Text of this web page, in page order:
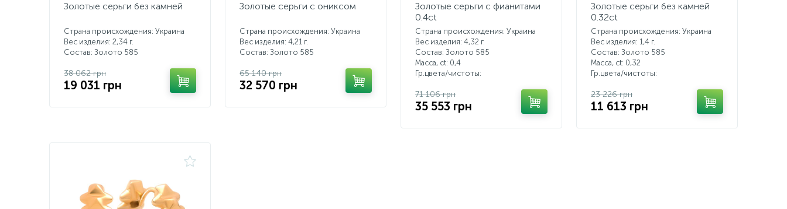
Золотые серьги без камней
Страна происхождения: Украина
Вес изделия: 2,34 г.
Состав: Золото 585
38 062 грн
19 031 грн
Золотые серьги с ониксом
Страна происхождения: Украина
Вес изделия: 4,21 г.
Состав: Золото 585
65 140 грн
32 570 грн
Золотые серьги с фианитами
0.4ct
Страна происхождения: Украина
Вес изделия: 4,32 г.
Состав: Золото 585
Масса, ct: 0,4
Гр.цвета/чистоты:
71 106 грн
35 553 грн
Золотые серьги без камней
0.32ct
Страна происхождения: Украина
Вес изделия: 1,4 г.
Состав: Золото 585
Масса, ct: 0,32
Гр.цвета/чистоты:
23 226 грн
11 613 грн